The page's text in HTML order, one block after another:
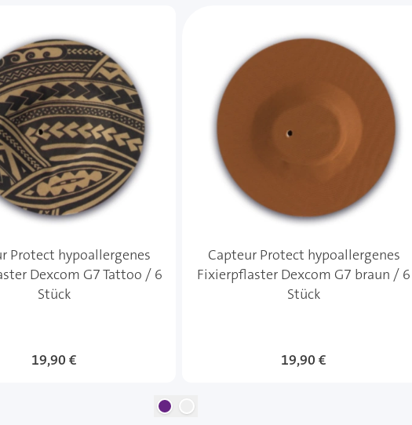
Protect hypoallergenes
Dexcom G7 Tattoo / 6
Stück
19,90 €
Capteur Protect hypoallergenes
Fixierpflaster Dexcom G7 braun / 6
Stück
19,90 €